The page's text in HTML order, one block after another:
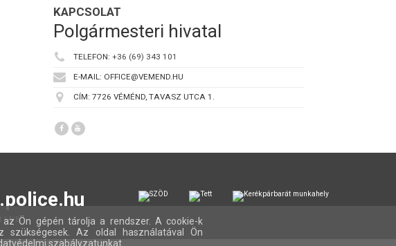
KAPCSOLAT
Polgármesteri hivatal
TELEFON: +36 (69) 343 101
E-MAIL: OFFICE@VEMEND.HU
CÍM: 7726 VÉMÉND, TAVASZ UTCA 1.
14/BÖn gépén tárolja a rendszer. A cookie-k
szükségesek. Az oldal használatával Ön
szabályzatunkat.